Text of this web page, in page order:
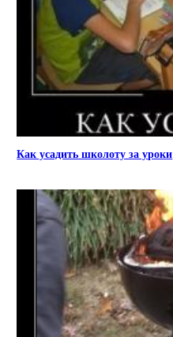
Как усадить школоту за уроки